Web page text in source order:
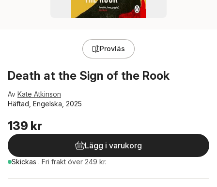
Provläs
Death at the Sign of the Rook
Av Kate Atkinson
Häftad, Engelska, 2025
139 kr
Lägg i varukorg
Skickas . Fri frakt över 249 kr.